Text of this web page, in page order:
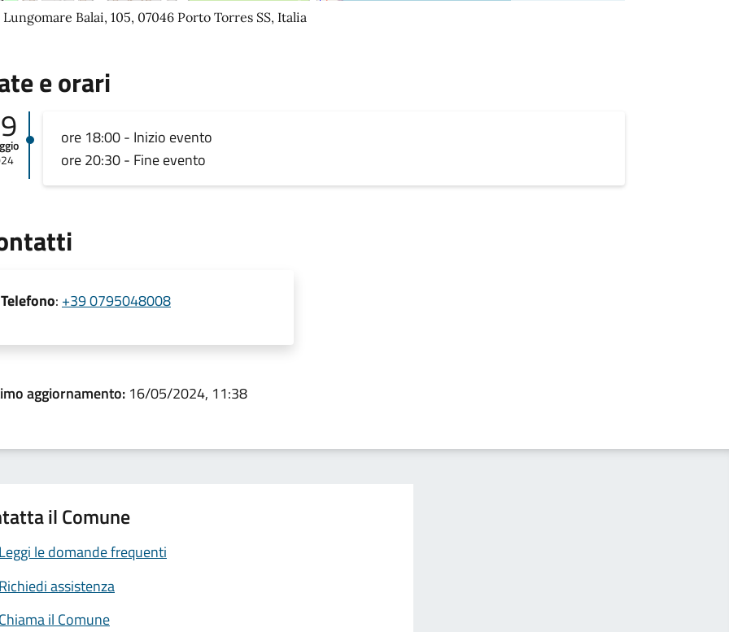
Lungomare Balai, 105, 07046 Porto Torres SS, Italia
e orari
ore 18:00 - Inizio evento
ore 20:30 - Fine evento
Telefono: +39 0795048008
aggiornamento: 16/05/2024, 11:38
il Comune
le domande frequenti
assistenza
il Comune